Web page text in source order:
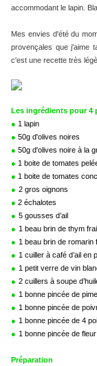
accommodant le lapin.
Mes envies d'été du
provençales que j'aime
c'est une recette très
Les ingrédients pour 4
● 1 lapin
● 50g d'olives noires
● 50g d'olives noire à la
● 1 boite de tomates
● 1 boite de tomates
● 2 gros oignons
● 2 échalotes
● 5 gousses d’ail
● 1 beau brin de thym
● 1 beau brin de romarin
● 1 cuiller à café d’ail en
● 1 petit verre de vin
● 2 cuillers à soupe
● 1 bonne pincée de
● 1 bonne pincée de
● 1 bonne pincée de 4
● 1 bonne pincée de
Préparation